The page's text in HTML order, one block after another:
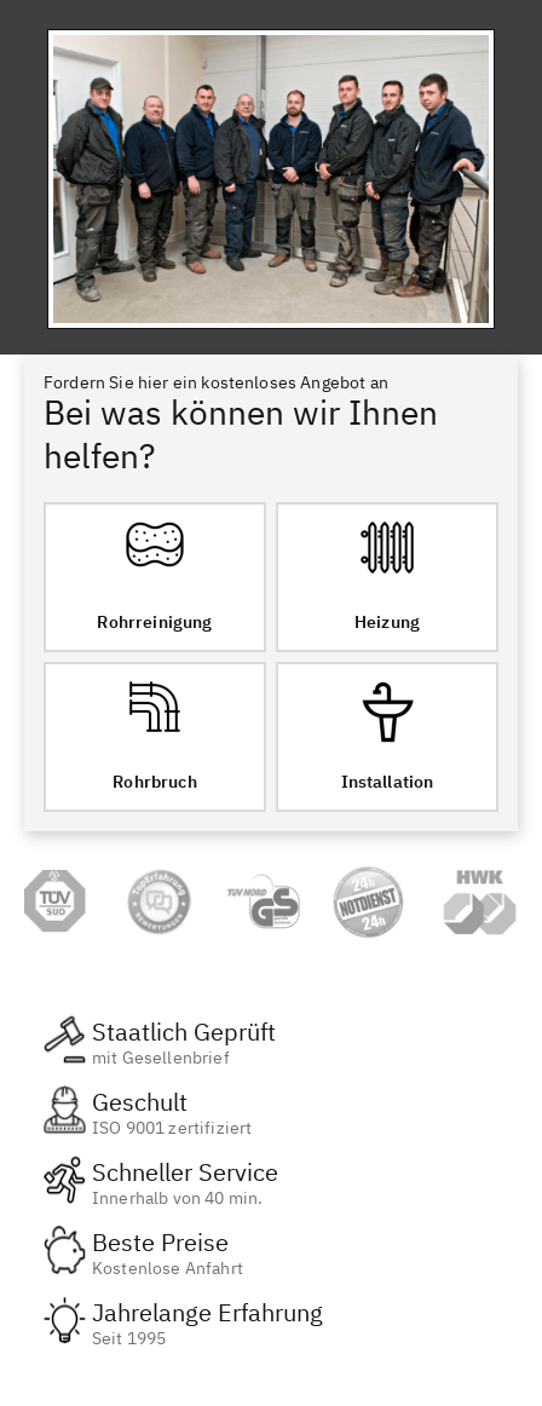
Fordern Sie hier ein kostenloses Angebot an
Bei was können wir Ihnen
helfen?
Rohrreinigung Heizung
Rohrbruch Installation
Staatlich Geprüft
mit Gesellenbrief
Geschult
ISO 9001 zertifiziert
Schneller Service
Innerhalb von 40 min.
Beste Preise
Kostenlose Anfahrt
Jahrelange Erfahrung
Seit 1995